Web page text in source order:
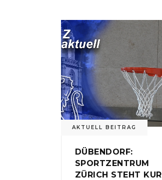
AKTUELL BEITRAG
DÜBENDORF:
SPORTZENTRUM
ZÜRICH STEHT